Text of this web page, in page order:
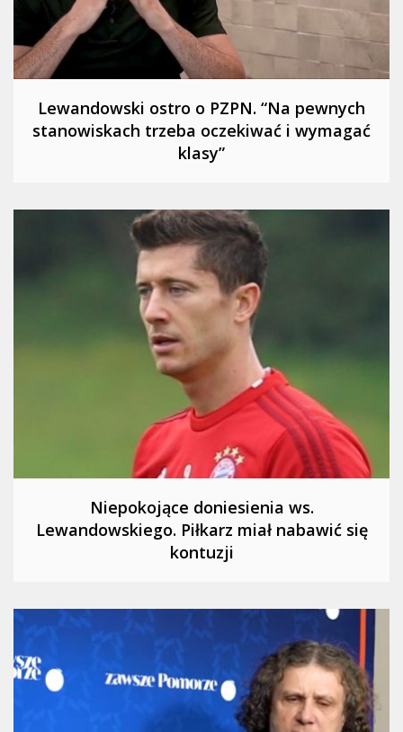
Lewandowski ostro o PZPN. “Na pewnych
stanowiskach trzeba oczekiwać i wymagać
klasy”
Niepokojące doniesienia ws.
Lewandowskiego. Piłkarz miał nabawić się
kontuzji